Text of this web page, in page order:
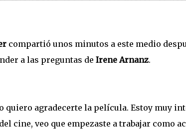
compartió unos minutos a este medio
a las preguntas de Irene Arnanz.
quiero agradecerte la película. Estoy muy
cine, veo que empezaste a trabajar como